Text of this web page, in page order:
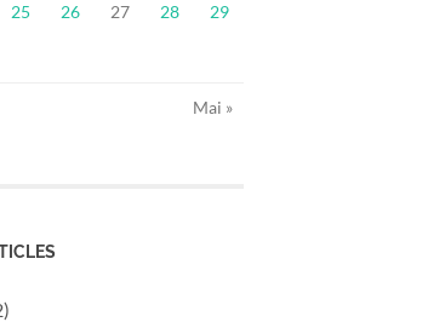
25 26 27 28 29
Mai »